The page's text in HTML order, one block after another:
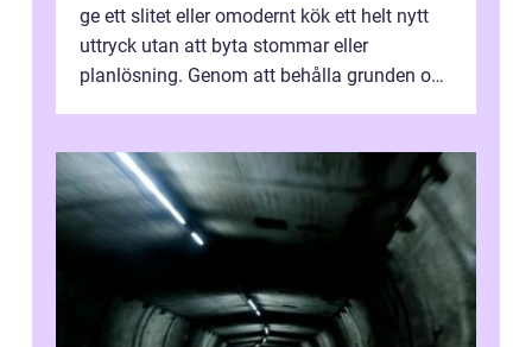
ge ett slitet eller omodernt kök ett helt nytt
uttryck utan att byta stommar eller
planlösning. Genom att behålla grunden och